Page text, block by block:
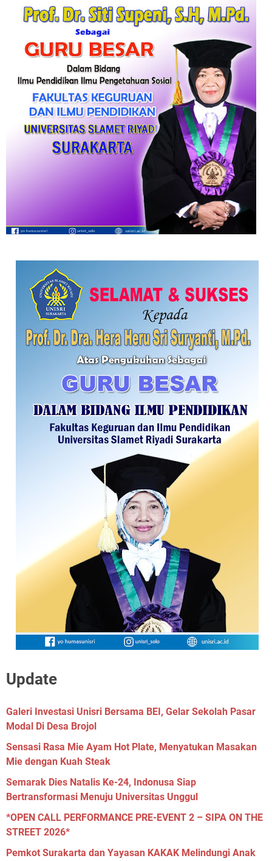
Update
Galeri Investasi Unisri Bersama BEI, Gelar Sekolah Pasar
Modal Di Desa Brojol
Sensasi Rasa Mie Ayam Hot Plate, Menyatukan Masakan
Mie dengan Kuah Steak
Semarak Dies Natalis Ke-24, Indonusa Siap
Bertransformasi Menuju Universitas Unggul
*OPEN CALL PERFORMANCE PRE-EVENT 2 – SIPA ON THE
STREET 2026*
Pemkot Surakarta dan Yayasan KAKAK Melindungi Anak